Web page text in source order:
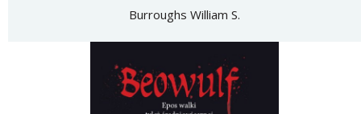
Burroughs William S.